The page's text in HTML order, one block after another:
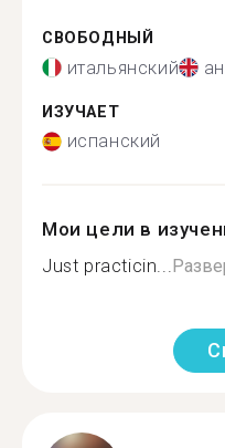
СВОБОДНЫЙ
итальянский
ИЗУЧАЕТ
испанский
Мои цели в
Just practicin...